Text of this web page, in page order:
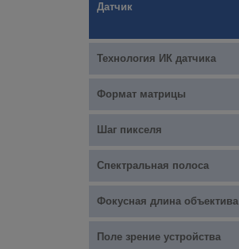
Датчик
Технология ИК датчика
Формат матрицы
Шаг пикселя
Спектральная полоса
Фокусная длина объектива
Поле зрение устройства